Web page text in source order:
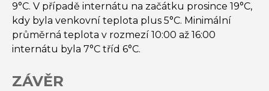
9°C. V případě internátu na začátku prosince 19°C,
kdy byla venkovní teplota plus 5°C. Minimální
průměrná teplota v rozmezí 10:00 až 16:00
internátu byla 7°C tříd 6°C.
ZÁVĚR